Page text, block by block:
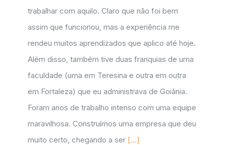
trabalhar com aquilo. Claro que não foi bem
assim que funcionou, mas a experiência me
rendeu muitos aprendizados que aplico até hoje.
Além disso, também tive duas franquias de uma
faculdade (uma em Teresina e outra em outra
em Fortaleza) que eu administrava de Goiânia.
Foram anos de trabalho intenso com uma equipe
maravilhosa. Construímos uma empresa que deu
muito certo, chegando a ser [...]